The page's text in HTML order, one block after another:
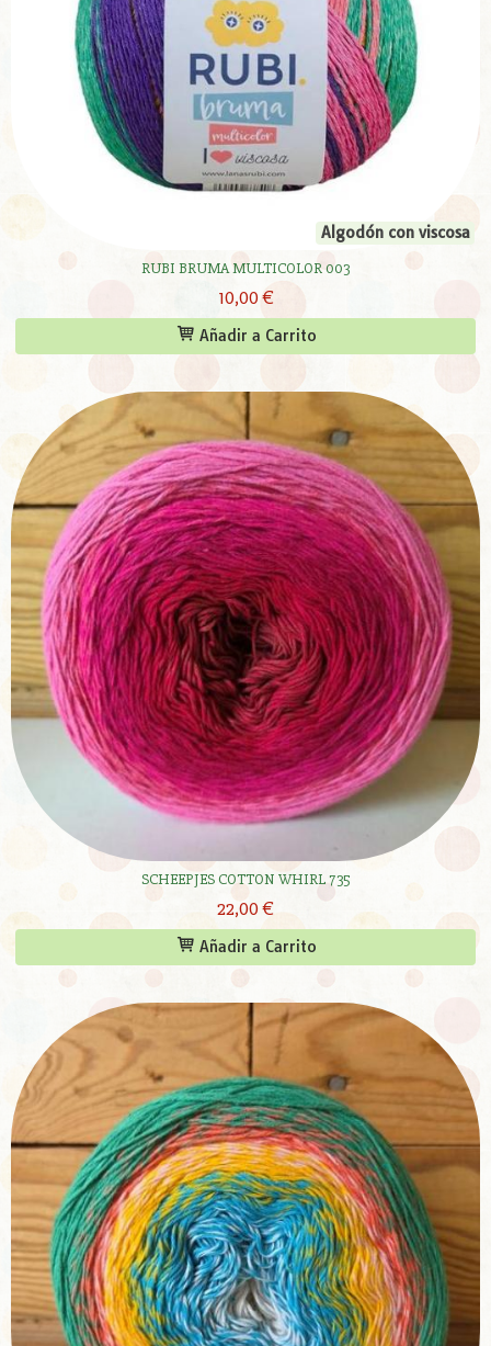
Algodón con viscosa
RUBI BRUMA MULTICOLOR 003
10,00 €
Añadir a Carrito
SCHEEPJES COTTON WHIRL 735
22,00 €
Añadir a Carrito